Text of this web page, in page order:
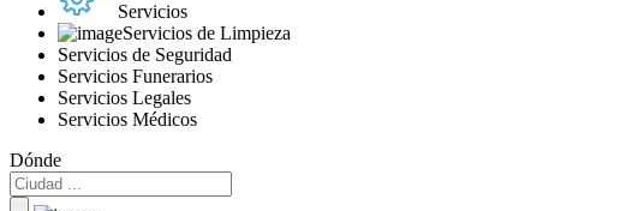
Servicios
Servicios de Limpieza
Servicios de Seguridad
Servicios Funerarios
Servicios Legales
Servicios Médicos
Dónde